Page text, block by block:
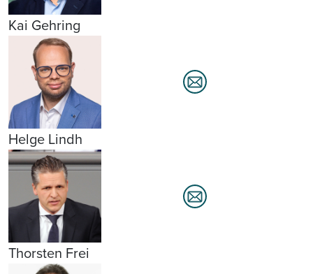
Kai Gehring
Helge Lindh
Thorsten Frei